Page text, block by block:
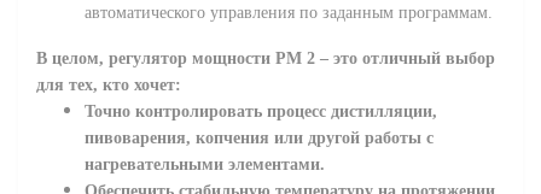
автоматического управления по заданным программам.
В целом, регулятор мощности РМ 2 – это отличный выбор
для тех, кто хочет:
Точно контролировать процесс дистилляции,
пивоварения, копчения или другой работы с
нагревательными элементами.